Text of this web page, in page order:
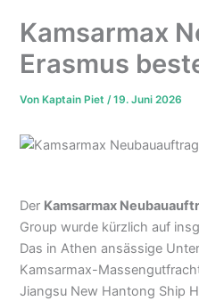
Kamsarmax
Erasmus
Von Kaptain Piet/19. Juni 2026
Der Kamsarmax
Group wurde kürzlich auf
Das in Athen ansässige
Kamsarmax-
Jiangsu New Hantong Ship